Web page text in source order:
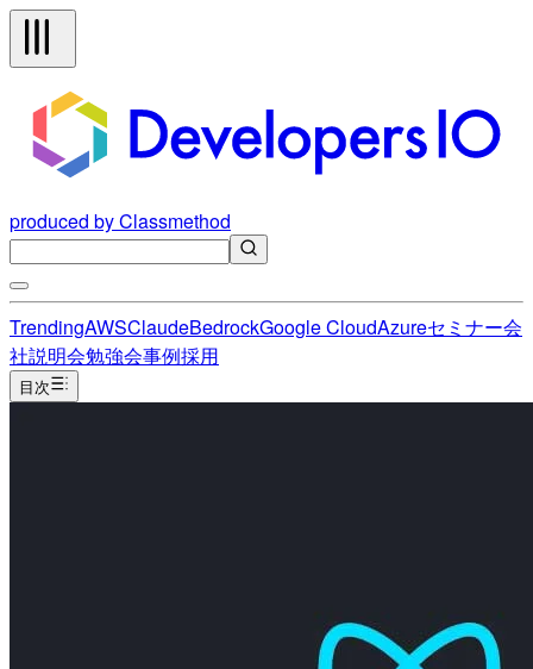
produced by Classmethod
TrendingAWSClaudeBedrockGoogle CloudAzureセミナー会
社説明会勉強会事例採用
目次